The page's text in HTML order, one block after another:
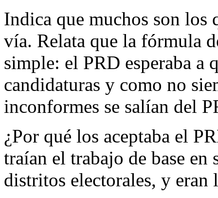
Indica que muchos son los
vía. Relata que la fórmula
simple: el PRD esperaba a
candidaturas y como no
inconformes se salían del
¿Por qué los aceptaba el
traían el trabajo de base en
distritos electorales, y eran